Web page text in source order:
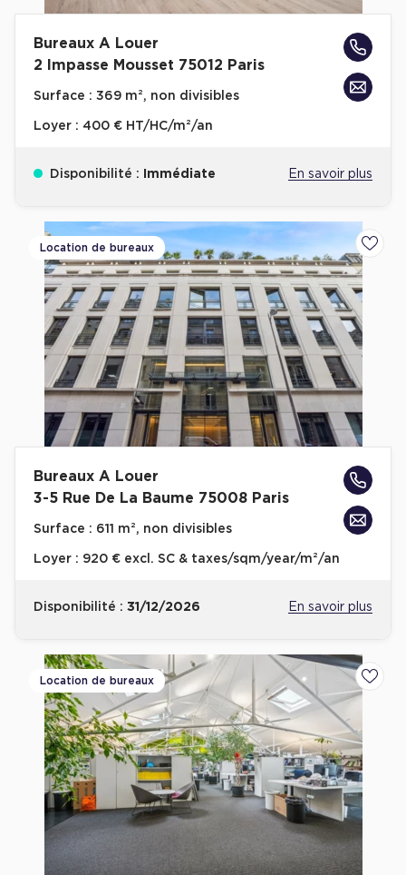
Bureaux A Louer
2 Impasse Mousset 75012 Paris
Surface : 369 m², non divisibles
Loyer : 400 € HT/HC/m²/an
Disponibilité : Immédiate En savoir plus
Location de bureaux
Bureaux A Louer
3-5 Rue De La Baume 75008 Paris
Surface : 611 m², non divisibles
Loyer : 920 € excl. SC & taxes/sqm/year/m²/an
Disponibilité : 31/12/2026 En savoir plus
Location de bureaux